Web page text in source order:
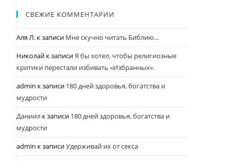
СВЕЖИЕ КОММЕНТАРИИ
Аля Л. к записи Мне скучно читать Библию…
Николай к записиЯ бы хотел, чтобы религиозные
критики перестали избивать «Избранных».
admin к записи 180 дней здоровья, богатства и
мудрости
Даниил к записи 180 дней здоровья, богатства и
мудрости
admin к записиУдерживай их от секса